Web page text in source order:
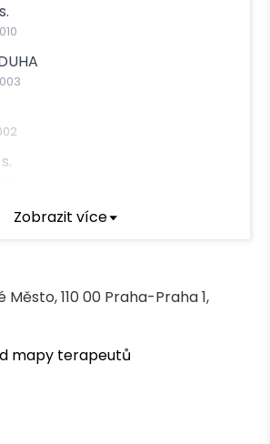
Zobrazit více
Město, 110 00 Praha-Praha 1,